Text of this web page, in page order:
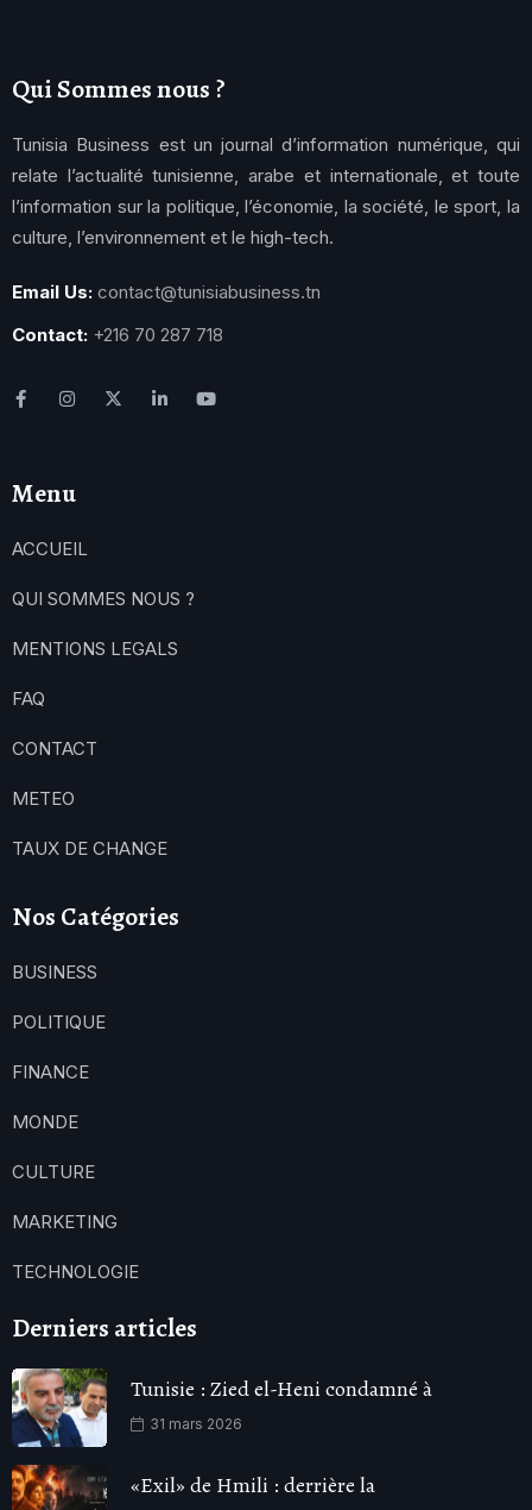
Qui Sommes nous ?
Tunisia Business est un journal d’information numérique, qui
relate l’actualité tunisienne, arabe et internationale, et toute
l’information sur la politique, l’économie, la société, le sport, la
culture, l’environnement et le high-tech.
Email Us: contact@tunisiabusiness.tn
Contact: +216 70 287 718
Menu
ACCUEIL
QUI SOMMES NOUS ?
MENTIONS LEGALS
FAQ
CONTACT
METEO
TAUX DE CHANGE
Nos Catégories
BUSINESS
POLITIQUE
FINANCE
MONDE
CULTURE
MARKETING
TECHNOLOGIE
Derniers articles
Tunisie : Zied el-Heni condamné à
31 mars 2026
«Exil» de Hmili : derrière la